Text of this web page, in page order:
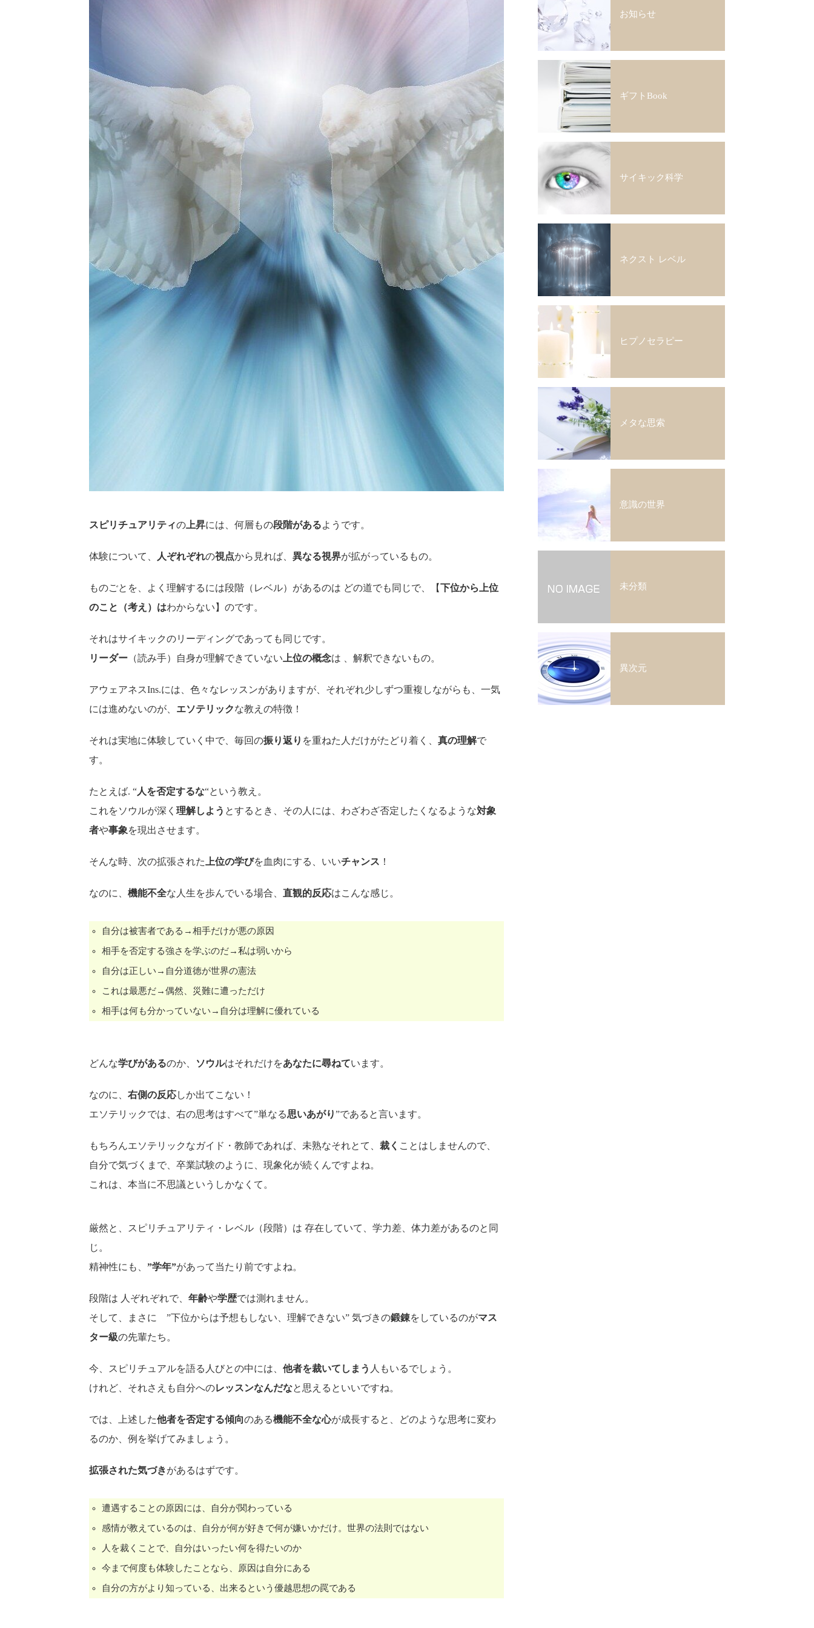
スピリチュアリティの上昇には、何層もの段階があるようです。
体験について、 人ぞれぞれの視点から見れば、 異なる視界が拡がっているもの。
ものごとを、よく理解するには段階（レベル）があるのは どの道でも同じで、【
下位から上位
のこと（考え）はわからない】のです。
それはサイキックのリーディングであっても同じです。
リーダー （読み手）自身が理解できていない上位の概念は 、解釈できないもの。
アウェアネスIns.には、色々なレッスンがありますが、それぞれ少しずつ重複しながらも、一気
には進めないのが、 エソテリックな教えの特徴！
それは実地に体験していく中で、毎回の振り返り を重ねた人だけがたどり着く、 真の理解で
す。
たとえば. “人を否定するな“という教え。
これをソウルが深く 理解しよう とするとき、その人には、わざわざ否定したくなるような対象
者や事象を現出させます。
そんな時、次の拡張された上位の学びを血肉にする、いいチャンス ！
なのに、 機能不全な人生を歩んでいる場合、 直観的反応はこんな感じ。
自分は被害者である→相手だけが悪の原因
相手を否定する強さを学ぶのだ→私は弱いから
自分は正しい→自分道徳が世界の憲法
これは最悪だ→偶然、災難に遭っただけ
相手は何も分かっていない→自分は理解に優れている
どんな学びがあるのか、 ソウルはそれだけをあなたに尋ねています。
なのに、 右側の反応しか出てこない！
エソテリックでは、右の思考はすべて”単なる思いあがり”であると言います。
もちろんエソテリックなガイド・教師であれば、未熟なそれとて、 裁く ことはしませんので、
自分で気づくまで、卒業試験のように、現象化が続くんですよね。
これは、本当に不思議というしかなくて。
厳然と、スピリチュアリティ・レベル（段階）は 存在していて、学力差、体力差があるのと同
じ。
精神性にも、 ”学年”があって当たり前ですよね。
段階は 人ぞれぞれで、 年齢や学歴では測れません。
そして、まさに ”下位からは予想もしない、理解できない” 気づきの鍛錬をしているのがマス
ター級の先輩たち。
今、スピリチュアルを語る人びとの中には、 他者を裁いてしまう 人もいるでしょう。
けれど、それさえも自分へのレッスンなんだなと思えるといいですね。
では、上述した他者を否定する傾向のある機能不全な心が成長すると、どのような思考に変わ
るのか、例を挙げてみましょう。
拡張された気づきがあるはずです。
遭遇することの原因には、自分が関わっている
感情が教えているのは、自分が何が好きで何が嫌いかだけ。世界の法則ではない
人を裁くことで、自分はいったい何を得たいのか
今まで何度も体験したことなら、原因は自分にある
自分の方がより知っている、出来るという優越思想の罠である
お知らせ
ギフトBook
サイキック科学
ネクスト レベル
ヒプノセラピー
メタな思索
意識の世界
未分類
異次元